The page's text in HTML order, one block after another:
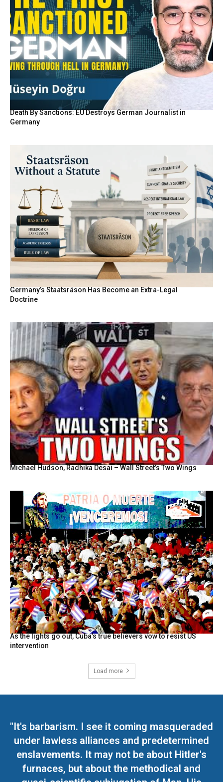
Death By Sanctions: EU Destroys German Journalist in
Germany
Germany’s Staatsräson Has Become an Extra-Legal
Doctrine
Michael Hudson, Radhika Desai – Wall Street’s Two Wings
As the lights go out, Cuba’s true believers vow to resist US
intervention
Load more
"It's barbarism. I see it coming masqueraded
under lawless alliances and predetermined
enslavements. It may not be about Hitler's
furnaces, but about the methodical and